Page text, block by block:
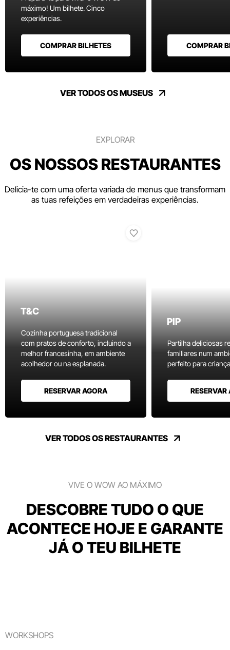
máximo! Um bilhete. Cinco
experiências.
COMPRAR BILHETES COMPRAR
VER TODOS OS MUSEUS
EXPLORAR
OS NOSSOS RESTAURANTES
Delicia-te com uma oferta variada de menus que transformam
as tuas refeições em verdadeiras experiências.
T&C
Cozinha portuguesa tradicional
com pratos de conforto, incluindo a
melhor francesinha, em ambiente
acolhedor ou na esplanada.
RESERVAR AGORA
PIP
Partilha deliciosas
familiares num
perfeito para
RESERVAR
VER TODOS OS RESTAURANTES
VIVE O WOW AO MÁXIMO
DESCOBRE TUDO O QUE
ACONTECE HOJE E GARANTE
JÁ O TEU BILHETE
WORKSHOPS